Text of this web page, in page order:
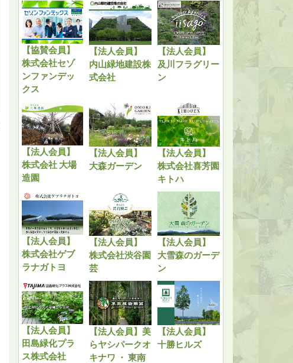
【協賛会員】
株式会社セゾ
ンファンデッ
クス
【法人会員】
内山緑地建設株
式会社
【法人会員】
及川フラグリー
ン
【法人会員】
株式会社 大場
造園
【法人会員】
大森ガーデン
【法人会員】
株式会社喜芳園
キトハ
【法人会員】
株式会社ゲブ
ラナガトヨ
【法人会員】
株式会社渋谷園
芸
【法人会員】
大雪森のガーデ
ン
【法人会員】
田島緑化プラ
ス株式会社
【法人会員】美
らヤシパークオ
キナワ ・ 東南
【法人会員】
十勝ヒルズ